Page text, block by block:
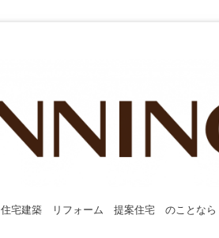
宅建築 リフォーム 提案住宅 のことなら